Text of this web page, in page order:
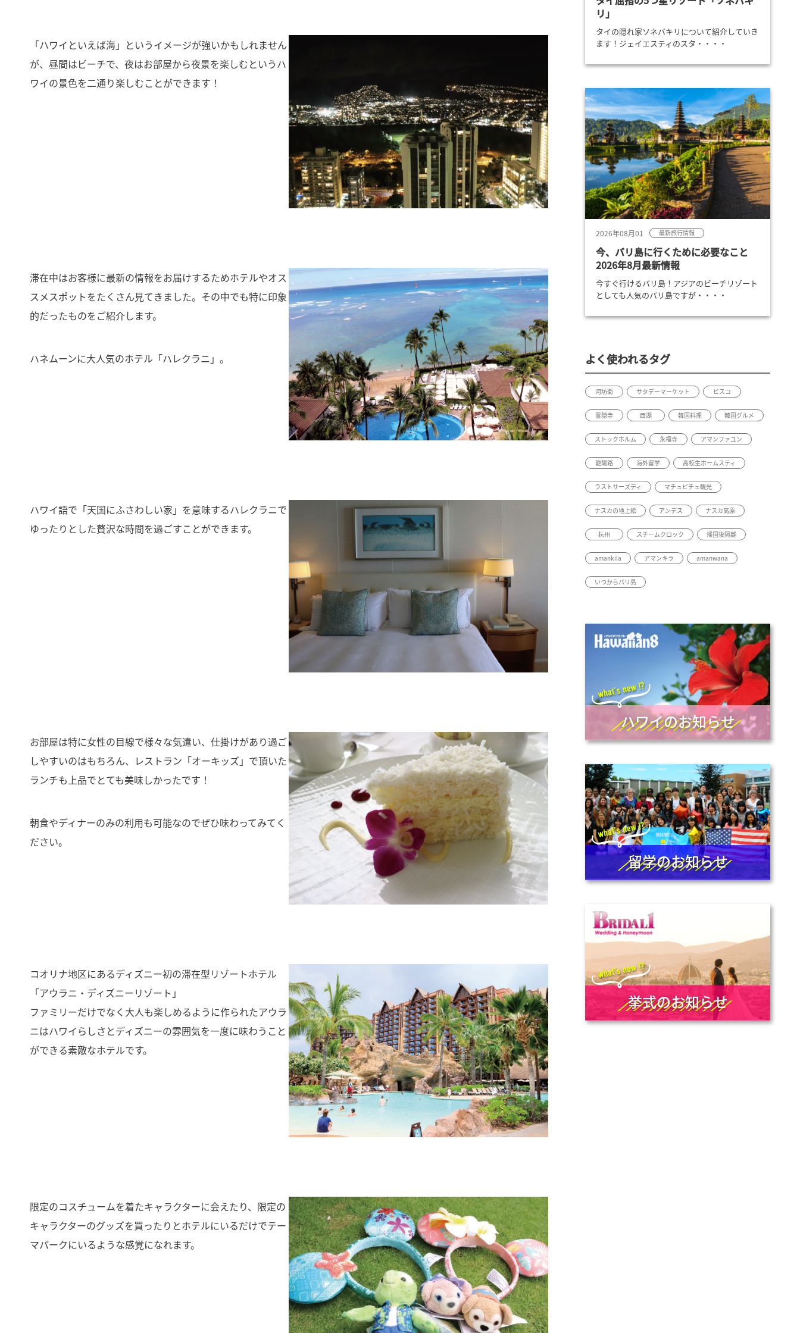
「ハワイといえば海」というイメージが強いかもしれません
が、昼間はビーチで、夜はお部屋から夜景を楽しむというハ
ワイの景色を二通り楽しむことができます！
滞在中はお客様に最新の情報をお届けするためホテルやオス
スメスポットをたくさん見てきました。その中でも特に印象
的だったものをご紹介します。
ハネムーンに大人気のホテル「ハレクラニ」。
ハワイ語で「天国にふさわしい家」を意味するハレクラニで
ゆったりとした贅沢な時間を過ごすことができます。
お部屋は特に女性の目線で様々な気遣い、仕掛けがあり過ご
しやすいのはもちろん、レストラン「オーキッズ」で頂いた
ランチも上品でとても美味しかったです！
朝食やディナーのみの利用も可能なのでぜひ味わってみてく
ださい。
コオリナ地区にあるディズニー初の滞在型リゾートホテル
「アウラニ・ディズニーリゾート」
ファミリーだけでなく大人も楽しめるように作られたアウラ
ニはハワイらしさとディズニーの雰囲気を一度に味わうこと
ができる素敵なホテルです。
限定のコスチュームを着たキャラクターに会えたり、限定の
キャラクターのグッズを買ったりとホテルにいるだけでテー
マパークにいるような感覚になれます。
リ」
タイの隠れ家ソネバキリについて紹介していき
ます！ジェイエスティのスタ・・・・
2026年08月01 最新旅行情報
今、バリ島に行くために必要なこと
2026年8月最新情報
今すぐ行けるバリ島！アジアのビーチリゾート
としても人気のバリ島ですが・・・・
よく使われるタグ
河坊街 サタデーマーケット ピスコ
霊隠寺 西湖 韓国料理 韓国グルメ
ストックホルム 永福寺 アマンファユン
龍陽路 海外留学 高校生ホームスティ
ラストサーズディ マチュピチュ観光
ナスカの地上絵 アンデス ナスカ高原
杭州 スチームクロック 帰国後隔離
amankila アマンキラ amanwana
いつからバリ島
ハワイのお知らせ
留学のお知らせ
挙式のお知らせ